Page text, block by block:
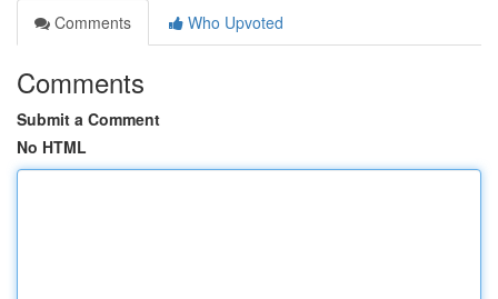
Comments
Who Upvoted
Comments
Submit a Comment
No HTML